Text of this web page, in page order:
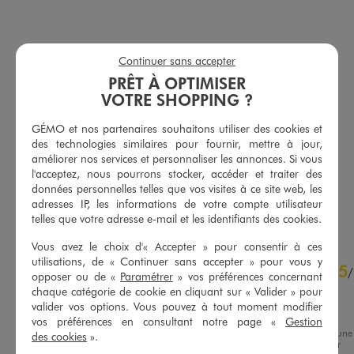
Chemise en satin femme
25,99 €
5/5 de moyenne
(25 avis)
AJOUTER AU PANIER
Blouse à motif avec fronces et volants femme
19,99 €
5/5 de moyenne
(48 avis)
AJOUTERAU PANIER
4.5/5 5/
Avis vérifié et récompensé
parfaite
, suite à une
par
PRÊT À OPTIMISER
VOTRE SHOPPING ?
GÉMO et nos partenaires souhaitons utiliser des cookies et
des technologies similaires pour fournir, mettre à jour,
améliorer nos services et personnaliser les annonces. Si vous
l'acceptez, nous pourrons stocker, accéder et traiter des
données personnelles telles que vos visites à ce site web, les
adresses IP, les informations de votre compte utilisateur
telles que votre adresse e-mail et les identifiants des cookies.
Vous avez le choix d'« Accepter » pour consentir à ces
utilisations, de « Continuer sans accepter » pour vous y
opposer ou de « Paramétrer » vos préférences concernant
chaque catégorie de cookie en cliquant sur « Valider » pour
valider vos options. Vous pouvez à tout moment modifier
vos préférences en consultant notre page « Gestion
des cookies ».
Continuer sans accepter